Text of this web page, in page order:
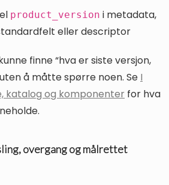
product_version i metadata,
eller descriptor
finne “hva er siste versjon,
å måtte spørre noen. Se I
katalog og komponenter for hva
overgang og målrettet